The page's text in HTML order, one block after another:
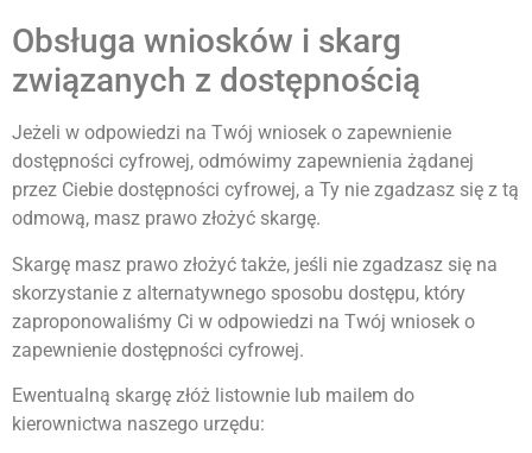
Obsługa wniosków i skarg
związanych z dostępnością
Jeżeli w odpowiedzi na Twój wniosek o zapewnienie
dostępności cyfrowej, odmówimy zapewnienia żądanej
przez Ciebie dostępności cyfrowej, a Ty nie zgadzasz się z tą
odmową, masz prawo złożyć skargę.
Skargę masz prawo złożyć także, jeśli nie zgadzasz się na
skorzystanie z alternatywnego sposobu dostępu, który
zaproponowaliśmy Ci w odpowiedzi na Twój wniosek o
zapewnienie dostępności cyfrowej.
Ewentualną skargę złóż listownie lub mailem do
kierownictwa naszego urzędu: